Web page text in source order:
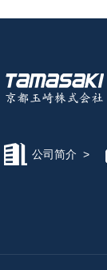
公司简介 >